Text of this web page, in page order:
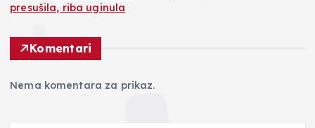
presušila, riba uginula
Komentari
Nema komentara za prikaz.